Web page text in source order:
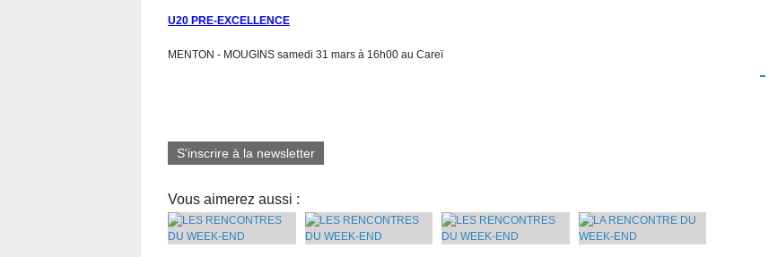
U20 PRE-EXCELLENCE
MENTON - MOUGINS samedi 31 mars à 16h00 au Careï
S'inscrire à la newsletter
Vous aimerez aussi :